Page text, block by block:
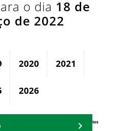
o dia 18 de
de 2022
2020 2021
2026
Eventos